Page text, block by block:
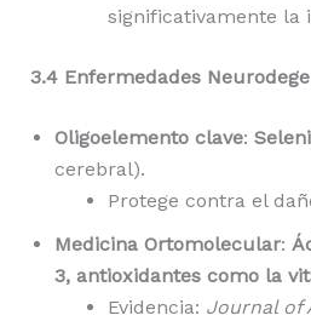
significativamente la
3.4 Enfermedades
Oligoelemento clave:
cerebral).
Protege contra el
Medicina Ortomolecular:
3, antioxidantes como la
Evidencia: Journal of